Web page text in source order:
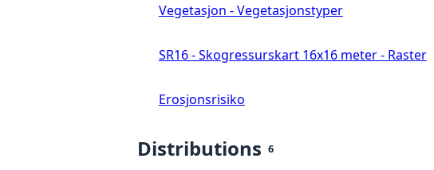
Vegetasjon - Vegetasjonstyper
SR16 - Skogressurskart 16x16 meter - Raster
Erosjonsrisiko
Distributions 6